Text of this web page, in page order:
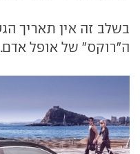
בשלב זה אין תאריך
ה"רוקס" של אופל אדם.